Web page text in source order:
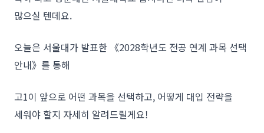
많으실 텐데요.
오늘은 서울대가 발표한 《2028학년도 전공 연계 과목 선택
안내》를 통해
고1이 앞으로 어떤 과목을 선택하고, 어떻게 대입 전략을
세워야 할지 자세히 알려드릴게요!